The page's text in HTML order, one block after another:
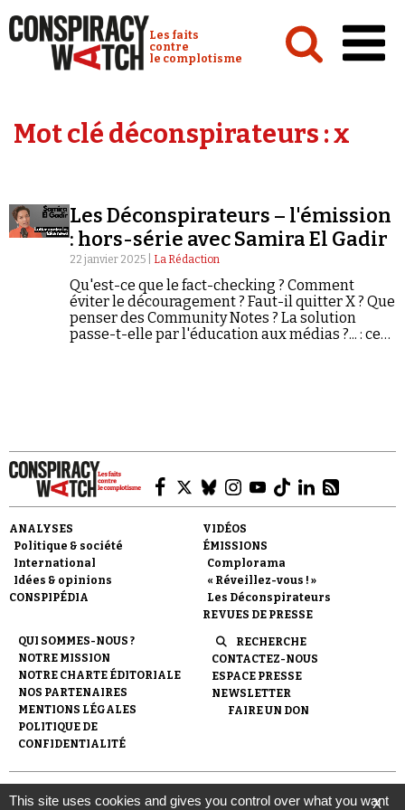
Conspiracy Watch :
Les faits
contre
le complotisme
Analyses
Vidéos
Émissions
Revues de presse
Faire un don
Demander à Vera
Mot clé déconspirateurs :x
Les Déconspirateurs – l'émission
: hors-série avec Samira El Gadir
22 janvier 2025 | La Rédaction
Qu'est-ce que le fact-checking ? Comment
éviter le découragement ? Faut-il quitter X ? Que
penser des Community Notes ? La solution
passe-t-elle par l'éducation aux médias ?... : ce
ANALYSES
Politique & société
International
Idées & opinions
CONSPIPÉDIA
VIDÉOS
ÉMISSIONS
Complorama
« Réveillez-vous ! »
Les Déconspirateurs
REVUES DE PRESSE
QUI SOMMES-NOUS ?
NOTRE MISSION
NOTRE CHARTE ÉDITORIALE
NOS PARTENAIRES
MENTIONS LÉGALES
POLITIQUE DE
CONFIDENTIALITÉ
RECHERCHE
CONTACTEZ-NOUS
ESPACE PRESSE
NEWSLETTER
FAIRE UN DON
© 2007- 2026 Conspiracy Watch | Une réalisation de
l'Observatoire du conspirationnisme (association loi de 1901) avec
X
This site uses cookies and gives you control over what you want